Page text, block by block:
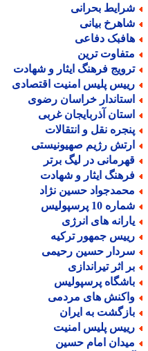
بحرانی
بیانی
دفاعی
ترین
فرهنگ ایثار و شهادت
پلیس امنیت اقتصادی
خراسان رضوی
آذربایجان غربی
نقل و انتقالات
رژیم صهیونیستی
در لیگ برتر
ایثار و شهادت
حسین نژاد
10 پرسپولیس
های انرژی
جمهور ترکیه
حسین رحیمی
اثر تیراندازی
پرسپولیس
های مردمی
به ایران
پلیس امنیت
امام حسین